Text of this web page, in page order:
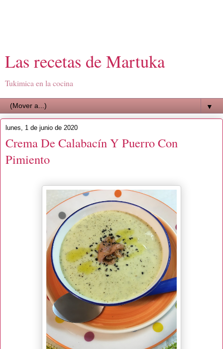
Las recetas de Martuka
Tukimica en la cocina
▼
lunes, 1 de junio de 2020
Crema De Calabacín Y Puerro Con
Pimiento